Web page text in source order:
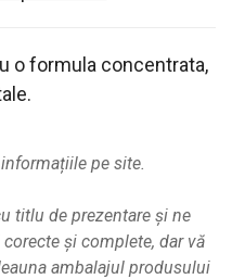
o formula concentrata,
pe site.
titlu de prezentare și ne
și complete, dar vă
ambalajul produsului